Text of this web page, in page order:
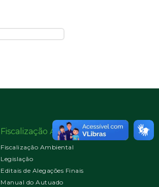
Fiscalização Ambiental
Fiscalização Ambiental
Legislação
Editais de Alegações Finais
Manual do Autuado